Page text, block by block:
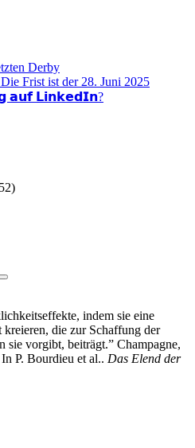
Derby
Frist ist der 28. Juni 2025
𝗮𝘂𝗳 𝗟𝗶𝗻𝗸𝗲𝗱𝗜𝗻?
indem sie eine
die zur Schaffung der
sie vorgibt, beiträgt.” Champagne,
In P. Bourdieu et al.. Das Elend der